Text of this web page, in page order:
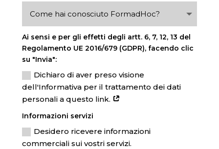
Ai sensi e per gli effetti degli artt. 6, 7, 12, 13 del
Regolamento UE 2016/679 (GDPR), facendo clic
su "Invia":
Dichiaro di aver preso visione
dell'Informativa per il trattamento dei dati
personali a questo link.
Informazioni servizi
Desidero ricevere informazioni
commerciali sui vostri servizi.